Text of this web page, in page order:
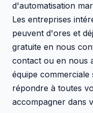
d'automatisation
Les entreprises
peuvent d'ores et
gratuite en nous
contact ou en nous
équipe
répondre à toutes
accompagner dans